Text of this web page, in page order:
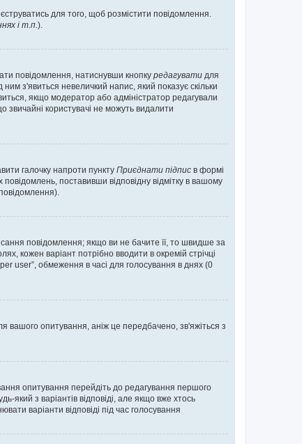
для того, щоб розмістити повідомлення.
і т.п. ).
повідомлення, натиснувши кнопку редагувати для
з'явиться невеличкий напис, який показує скільки
якщо модератор або адміністратор редагували
користувачі не можуть видалити
галочку напроти пункту Приєднати підпис в формі
поставивши відповідну відмітку в вашому
повідомлення; якщо ви не бачите її, то швидше за
кожен варіант потрібно вводити в окремій стрічці
per user”, обмеження в часі для голосування в днях (0
вашого опитування, аніж це передбачено, зв'яжіться з
опитування перейдіть до редагування першого
з варіантів відповіді, але якщо вже хтось
варіанти відповіді під час голосування